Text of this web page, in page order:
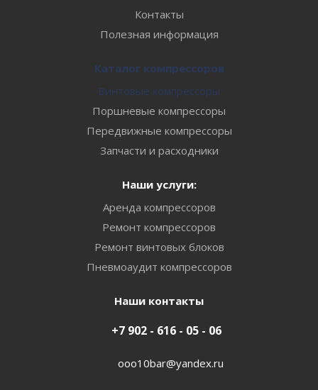
Контакты
Полезная информация
Каталог компрессоров
Винтовые компрессоры
Поршневые компрессоры
Передвижные компрессоры
Запчасти и расходники
Наши услуги:
Аренда компрессоров
Ремонт компрессоров
Ремонт винтовых блоков
Пневмоаудит компрессоров
Наши контакты
+7 902 - 616 - 05 - 06
ooo10bar@yandex.ru